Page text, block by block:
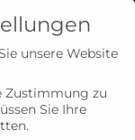
unsere Website
Zustimmung zu
Sie Ihre